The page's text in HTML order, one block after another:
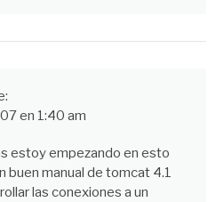
en 1:40 am
estoy empezando en esto
buen manual de tomcat 4.1
las conexiones a un